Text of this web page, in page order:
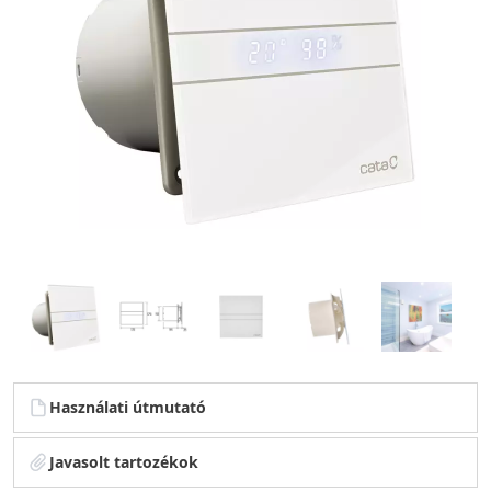
Használati útmutató
Javasolt tartozékok